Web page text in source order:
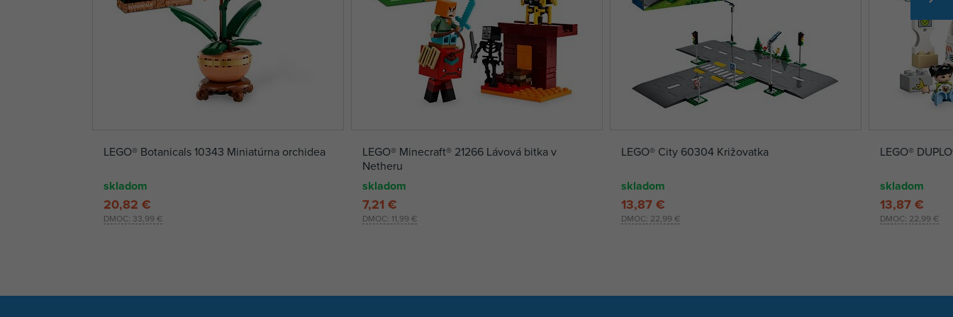
LEGO® Botanicals 10343 Miniatúrna orchidea
skladom
DMOC: 33,99 €
20,82 €
LEGO® Minecraft® 21266 Lávová bitka v
Netheru
skladom
DMOC: 11,99 €
7,21 €
LEGO® City 60304 Križovatka
skladom
DMOC: 22,99 €
13,87 €
LEGO®
skladom
DMOC: 22,99 €
13,87 €